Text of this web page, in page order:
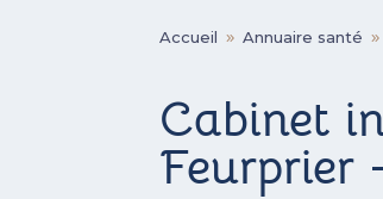
Accueil 9 Annuaire santé 9
Cabinet
Feurprier